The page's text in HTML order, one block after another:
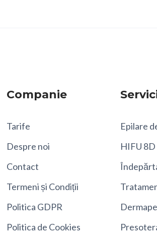
Companie
Tarife
Despre noi
Contact
Termeni și Condiții
Politica GDPR
Politica de Cookies
Epilare
HIFU 8D